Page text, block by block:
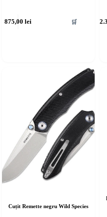
875,00 lei 🛒
Cuțit Remette negru Wild Species